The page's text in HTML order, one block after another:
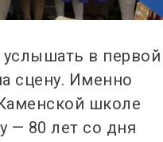
в первой
сцену. Именно
школе
— 80 лет со дня